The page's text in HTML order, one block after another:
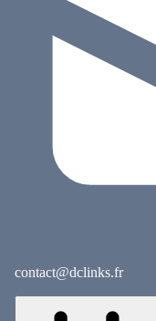
contact@dclinks.fr